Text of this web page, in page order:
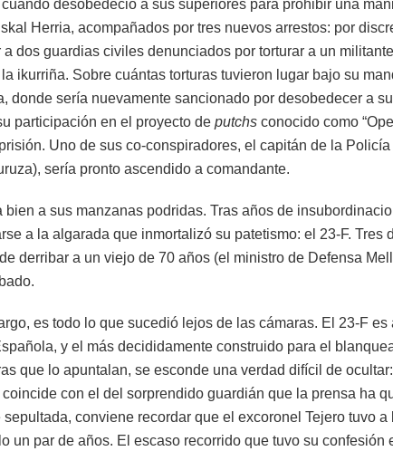
desobedeció a sus superiores para prohibir una
Herria, acompañados por tres nuevos arrestos: por
dos guardias civiles denunciados por torturar a un
ikurriña. Sobre cuántas torturas tuvieron lugar bajo su
donde sería nuevamente sancionado por desobedecer a
participación en el proyecto de putchs conocido como
Uno de sus co-conspiradores, el capitán de la
sería pronto ascendido a comandante.
a sus manzanas podridas. Tras años de
a la algarada que inmortalizó su patetismo: el 23-F. Tres
derribar a un viejo de 70 años (el ministro de Defensa
es todo lo que sucedió lejos de las cámaras. El 23-F es
y el más decididamente construido para el
que lo apuntalan, se esconde una verdad difícil de
con el del sorprendido guardián que la prensa ha
conviene recordar que el excoronel Tejero tuvo a
un par de años. El escaso recorrido que tuvo su confesión